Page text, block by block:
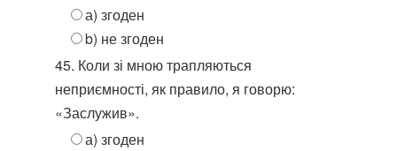
а) згоден
b) не згоден
45. Коли зі мною трапляються
неприємності, як правило, я говорю:
«Заслужив».
а) згоден